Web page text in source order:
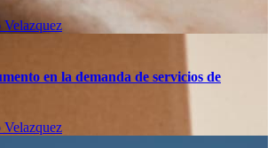
en la demanda de servicios de